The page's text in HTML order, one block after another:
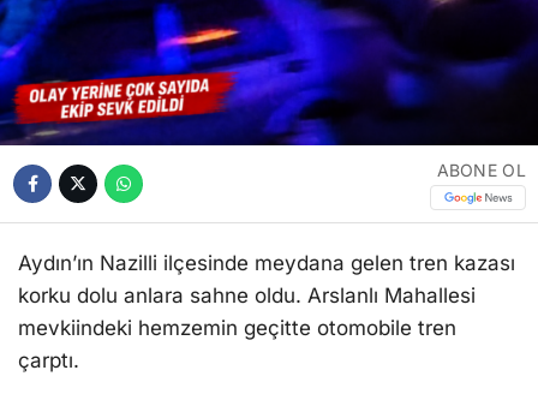
ABONE OL
Aydın’ın Nazilli ilçesinde meydana gelen tren kazası
korku dolu anlara sahne oldu. Arslanlı Mahallesi
mevkiindeki hemzemin geçitte otomobile tren
çarptı.